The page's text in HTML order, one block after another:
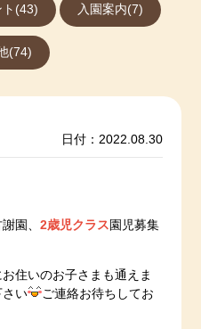
ト(43) 入園案内(7)
(74)
日付：2022.08.30
園、 2歳児クラス 園児募集
住いのお子さまも通えま
い
ご連絡お待ちしてお